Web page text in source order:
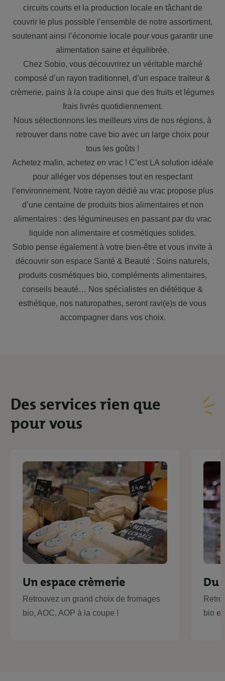
circuits courts et la production locale en tâchant de
couvrir le plus possible l’ensemble de notre assortiment,
soutenant ainsi l’économie locale pour vous garantir une
alimentation saine et équilibrée.
Chez Sobio, vous découvrirez un véritable marché
composé d’un rayon traditionnel, d’un espace traiteur &
crèmerie, pains à la coupe ainsi que des fruits et légumes
frais livrés quotidiennement.
Nous sélectionnons les meilleurs vins de nos régions, à
retrouver dans notre cave bio avec un large choix pour
tous les goûts !
Achetez malin, achetez en vrac ! C’est LA solution idéale
pour alléger vos dépenses tout en respectant
l’environnement. Notre rayon dédié au vrac propose plus
d’une centaine de produits bios alimentaires et non
alimentaires : des légumineuses en passant par du vrac
liquide non alimentaire et cosmétiques solides.
Sobio pense également à votre bien-être et vous invite à
découvrir son espace Santé & Beauté : Soins naturels,
produits cosmétiques bio, compléments alimentaires,
conseils beauté… Nos spécialistes en diététique &
esthétique, nos naturopathes, seront ravi(e)s de vous
accompagner dans vos choix.
Des services rien que
pour vous
Un espace crèmerie
Retrouvez un grand choix de fromages
bio, AOC, AOP à la coupe !
Du
bio